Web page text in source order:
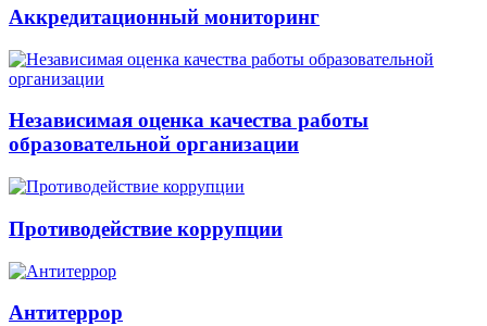
Аккредитационный мониторинг
Независимая оценка качества работы
образовательной организации
Противодействие коррупции
Антитеррор